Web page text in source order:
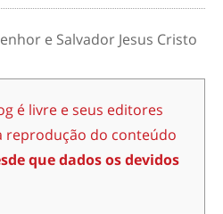
e Salvador Jesus Cristo
é livre e seus editores
reprodução do conteúdo
que dados os devidos